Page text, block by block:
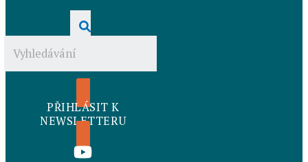
PŘIHLÁSIT K
NEWSLETTERU